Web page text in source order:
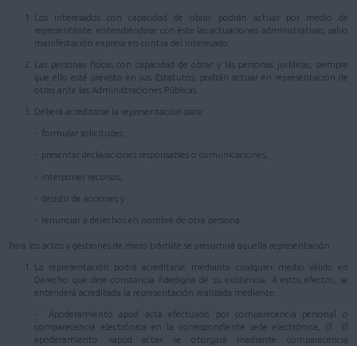
Los interesados con capacidad de obrar podrán actuar por medio de
representante, entendiéndose con éste las actuaciones administrativas, salvo
manifestación expresa en contra del interesado.
Las personas físicas con capacidad de obrar y las personas jurídicas, siempre
que ello esté previsto en sus Estatutos, podrán actuar en representación de
otras ante las Administraciones Públicas.
Deberá acreditarse la representación para:
- formular solicitudes,
- presentar declaraciones responsables o comunicaciones,
- interponer recursos,
- desistir de acciones y
- renunciar a derechos en nombre de otra persona
Para los actos y gestiones de mero trámite se presumirá aquella representación.
La representación podrá acreditarse mediante cualquier medio válido en
Derecho que deje constancia fidedigna de su existencia. A estos efectos, se
entenderá acreditada la representación realizada mediante:
- Apoderamiento apud acta efectuado por comparecencia personal o
comparecencia electrónica en la correspondiente sede electrónica, (5. El
apoderamiento «apud acta» se otorgará mediante comparecencia